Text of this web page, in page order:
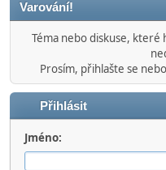
Varování!
Téma nebo diskuse, které
Prosím, přihlašte se nebo
Přihlásit
Jméno: